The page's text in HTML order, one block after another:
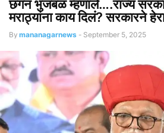
छगन भुजबळ म्हणाले….राज्य
मराठ्यांना काय दिलं? सरकारने
By mananagarnews - September 5, 2025